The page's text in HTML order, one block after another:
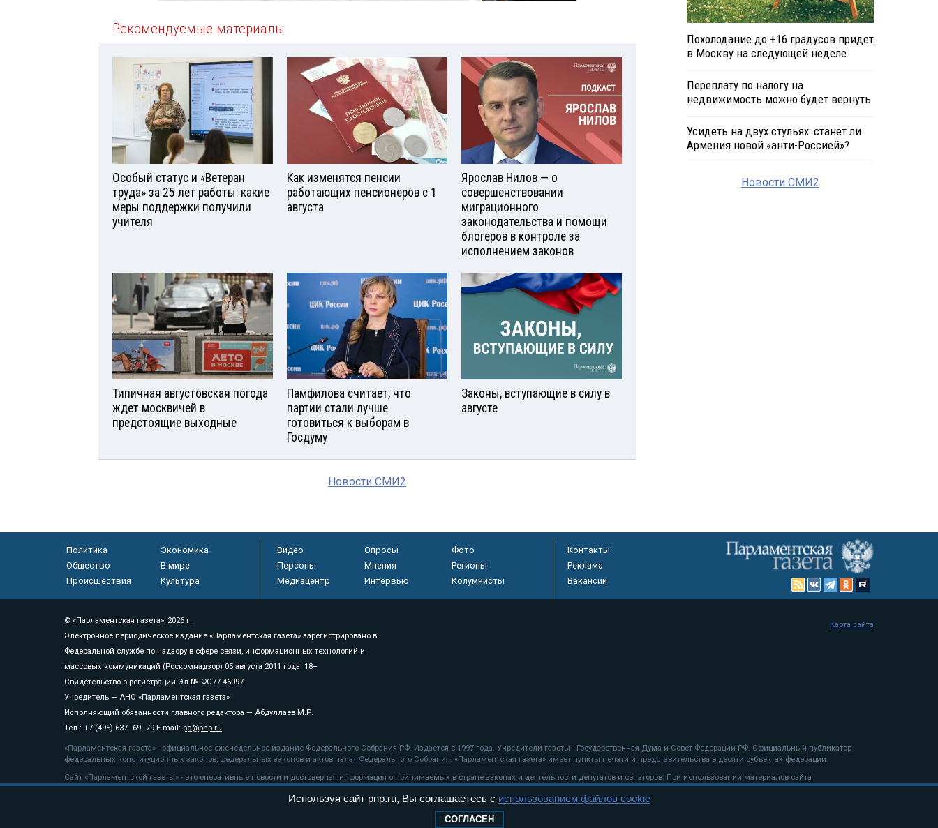
Рекомендуемые материалы
Особый статус и «Ветеран
труда» за 25 лет работы: какие
меры поддержки получили
учителя
Как изменятся пенсии
работающих пенсионеров с 1
августа
Ярослав Нилов — о
совершенствовании
миграционного
законодательства и помощи
блогеров в контроле за
исполнением законов
Типичная августовская погода
ждет москвичей в
предстоящие выходные
Памфилова считает, что
партии стали лучше
готовиться к выборам в
Госдуму
Законы, вступающие в силу в
августе
Новости СМИ2
Похолодание до +16 градусов придет
в Москву на следующей неделе
Переплату по налогу на
недвижимость можно будет вернуть
Усидеть на двух стульях: станет ли
Армения новой «анти-Россией»?
Новости СМИ2
Политика
Экономика
Общество
В мире
Происшествия
Культура
Видео Опросы
Фото
Персоны
Мнения
Регионы
Медиацентр
Интервью Колумнисты
Контакты
Реклама
Вакансии
© «Парламентская газета», 2026 г.
Электронное периодическое издание «Парламентская газета» зарегистрировано в
Федеральной службе по надзору в сфере связи, информационных технологий и
массовых коммуникаций (Роскомнадзор) 05 августа 2011 года. 18+
Свидетельство о регистрации Эл № ФС77-46097
Учредитель — АНО «Парламентская газета»
Исполняющий обязанности главного редактора — Абдуллаев М.Р.
Тел.: +7 (495) 637–69–79 E-mail: pg@pnp.ru
«Парламентская газета» - официальное еженедельное издание Федерального Собрания РФ. Издается с 1997 года. Учредители газеты - Государственная Дума и Совет Федерации РФ. Официальный публикатор
федеральных конституционных законов, федеральных законов и актов палат Федерального Собрания. «Парламентская газета» имеет пункты печати и представительства в десяти субъектах федерации.
Сайт «Парламентской газеты» - это оперативные новости и достоверная информация о принимаемых в стране законах и деятельности депутатов и сенаторов. При использовании материалов сайта
«Парламентской газеты» активная ссылка на pnp.ru обязательна.
рекомендательные технологии
Карта сайта
Используя сайт pnp.ru, Вы соглашаетесь с использованием файлов cookie
СОГЛАСЕН